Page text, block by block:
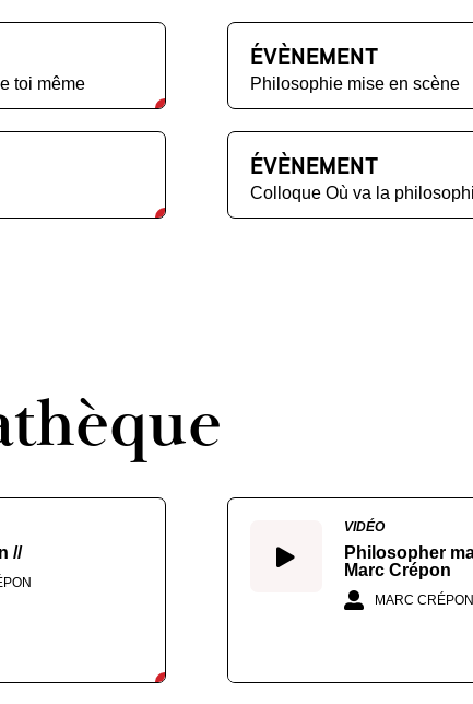
toi même
ÉVÈNEMENT
Philosophie mise en scène
ÉVÈNEMENT
Colloque Où va la
//
VIDÉO
Philosopher
Marc Crépon
MARC CRÉPON